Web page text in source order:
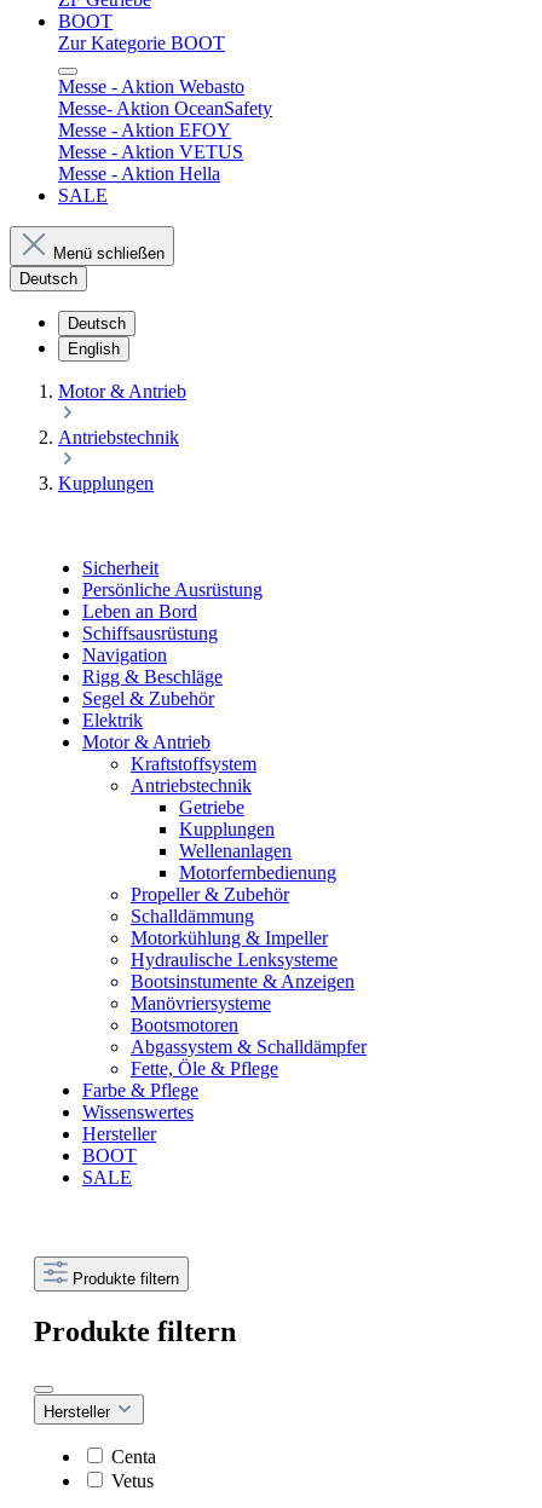
BOOT
Zur Kategorie BOOT
Messe - Aktion Webasto
Messe- Aktion OceanSafety
Messe - Aktion EFOY
Messe - Aktion VETUS
Messe - Aktion Hella
SALE
Menü schließen
Deutsch
Deutsch
English
Motor & Antrieb
Antriebstechnik
Kupplungen
Sicherheit
Persönliche Ausrüstung
Leben an Bord
Schiffsausrüstung
Navigation
Rigg & Beschläge
Segel & Zubehör
Elektrik
Motor & Antrieb
Kraftstoffsystem
Antriebstechnik
Getriebe
Kupplungen
Wellenanlagen
Motorfernbedienung
Propeller & Zubehör
Schalldämmung
Motorkühlung & Impeller
Hydraulische Lenksysteme
Bootsinstumente & Anzeigen
Manövriersysteme
Bootsmotoren
Abgassystem & Schalldämpfer
Fette, Öle & Pflege
Farbe & Pflege
Wissenswertes
Hersteller
BOOT
SALE
Produkte filtern
Produkte filtern
Hersteller
Centa
Vetus